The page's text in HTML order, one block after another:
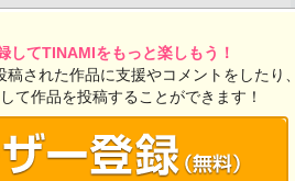
ル コルベット
C2
10-18 21:11:24 投稿 ／ 1200×902ピクセル
してTINAMIをもっと楽しもう！
された作品に支援やコメントをしたり、
て作品を投稿することができます！